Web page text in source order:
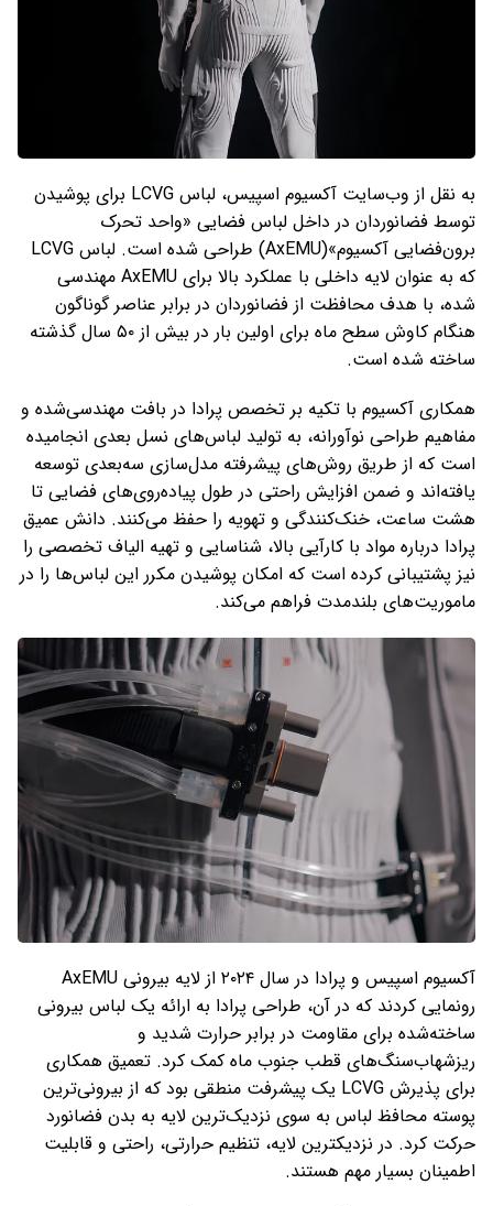
به نقل از وب‌سایت آکسیوم اسپیس، لباس LCVG برای پوشیدن
توسط فضانوردان در داخل لباس فضایی «واحد تحرک
برون‌فضایی آکسیوم»(AxEMU) طراحی شده است. لباس LCVG
که به عنوان لایه داخلی با عملکرد بالا برای AxEMU مهندسی
شده، با هدف محافظت از فضانوردان در برابر عناصر گوناگون
هنگام کاوش سطح ماه برای اولین بار در بیش از ۵۰ سال گذشته
ساخته شده است.
همکاری آکسیوم با تکیه بر تخصص پرادا در بافت مهندسی‌شده و
مفاهیم طراحی نوآورانه، به تولید لباس‌های نسل بعدی انجامیده
است که از طریق روش‌های پیشرفته مدل‌سازی سه‌بعدی توسعه
یافته‌اند و ضمن افزایش راحتی در طول پیاده‌روی‌های فضایی تا
هشت ساعت، خنک‌کنندگی و تهویه را حفظ می‌کنند. دانش عمیق
پرادا درباره مواد با کارآیی بالا، شناسایی و تهیه الیاف تخصصی را
نیز پشتیبانی کرده است که امکان پوشیدن مکرر این لباس‌ها را در
ماموریت‌های بلندمدت فراهم می‌کند.
آکسیوم اسپیس و پرادا در سال ۲۰۲۴ از لایه بیرونی AxEMU
رونمایی کردند که در آن، طراحی پرادا به ارائه یک لباس بیرونی
ساخته‌شده برای مقاومت در برابر حرارت شدید و
ریزشهاب‌سنگ‌های قطب جنوب ماه کمک کرد. تعمیق همکاری
برای پذیرش LCVG یک پیشرفت منطقی بود که از بیرونی‌ترین
پوسته محافظ لباس به سوی نزدیک‌ترین لایه‌ به بدن فضانورد
حرکت کرد. در نزدیکترین لایه، تنظیم حرارتی، راحتی و قابلیت
اطمینان بسیار مهم هستند.